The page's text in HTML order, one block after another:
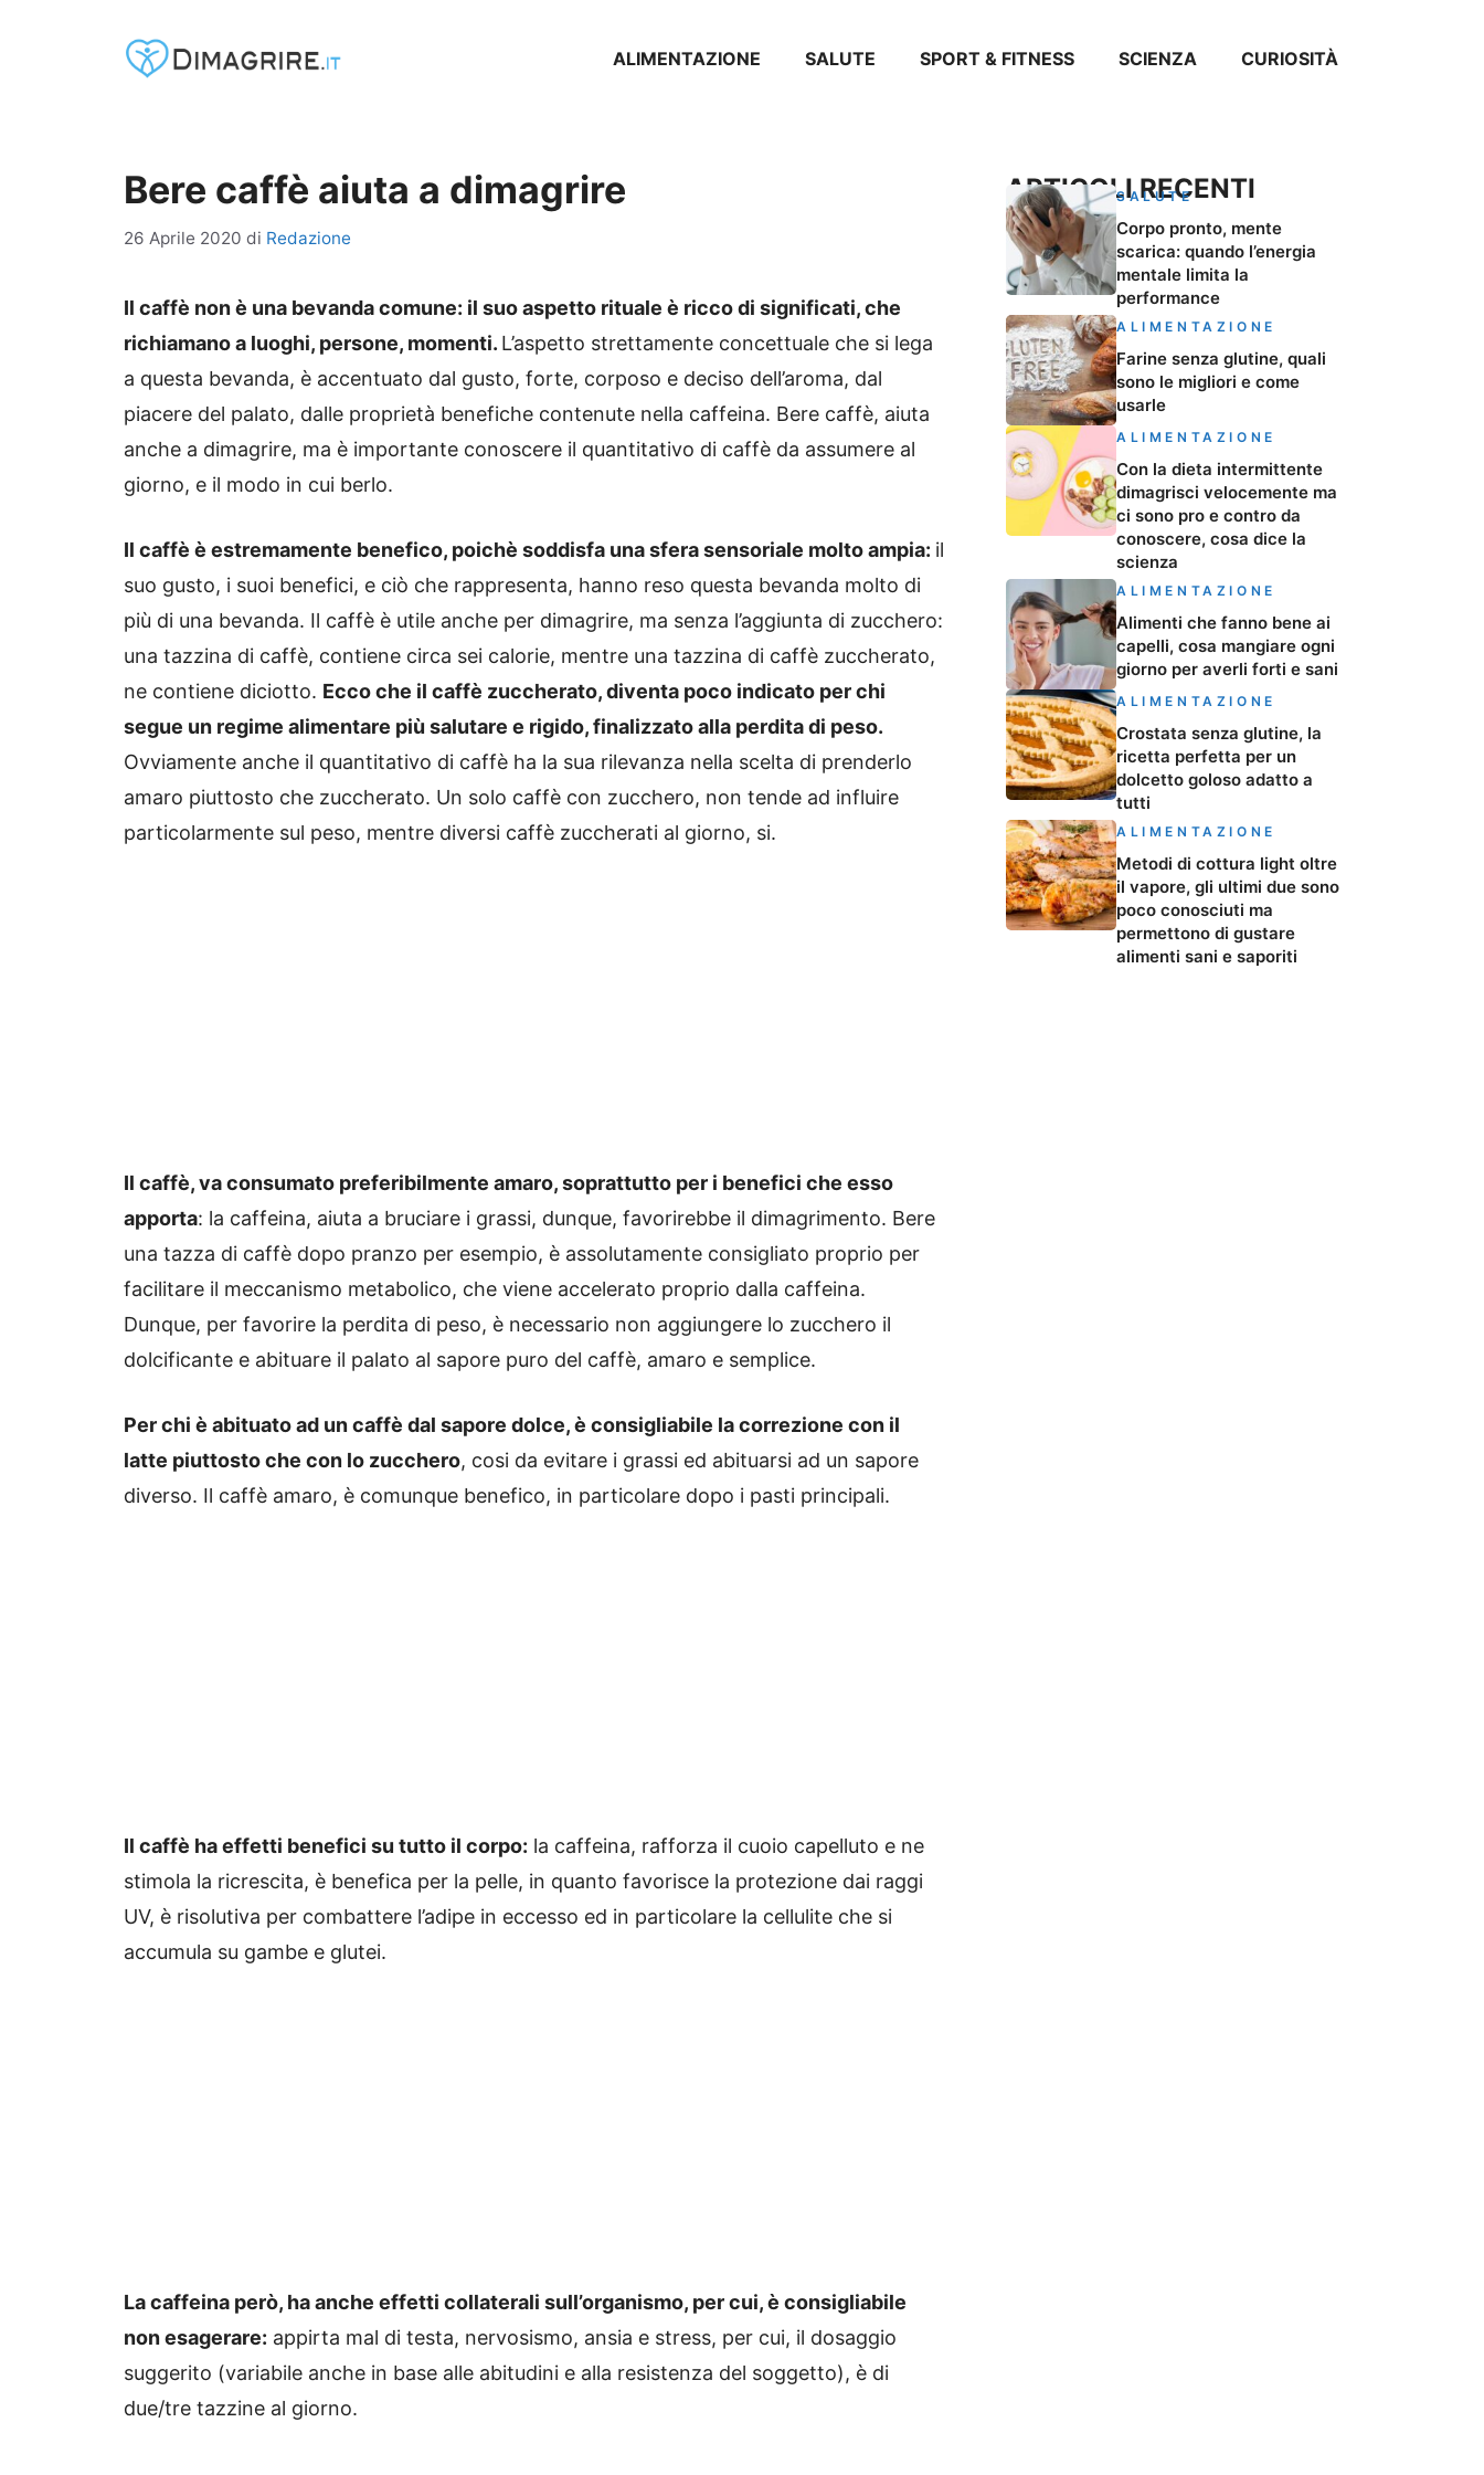
ALIMENTAZIONE SALUTE SPORT & FITNESS SCIENZA CURIOSITÀ
Bere caffè aiuta a dimagrire
26 Aprile 2020 di Redazione
Il caffè non è una bevanda comune: il suo aspetto rituale è ricco di significati, che
richiamano a luoghi, persone, momenti. L’aspetto strettamente concettuale che si lega
a questa bevanda, è accentuato dal gusto, forte, corposo e deciso dell’aroma, dal
piacere del palato, dalle proprietà benefiche contenute nella caffeina. Bere caffè, aiuta
anche a dimagrire, ma è importante conoscere il quantitativo di caffè da assumere al
giorno, e il modo in cui berlo.
Il caffè è estremamente benefico, poichè soddisfa una sfera sensoriale molto ampia: il
suo gusto, i suoi benefici, e ciò che rappresenta, hanno reso questa bevanda molto di
più di una bevanda. Il caffè è utile anche per dimagrire, ma senza l’aggiunta di zucchero:
una tazzina di caffè, contiene circa sei calorie, mentre una tazzina di caffè zuccherato,
ne contiene diciotto. Ecco che il caffè zuccherato, diventa poco indicato per chi
segue un regime alimentare più salutare e rigido, finalizzato alla perdita di peso.
Ovviamente anche il quantitativo di caffè ha la sua rilevanza nella scelta di prenderlo
amaro piuttosto che zuccherato. Un solo caffè con zucchero, non tende ad influire
particolarmente sul peso, mentre diversi caffè zuccherati al giorno, si.
Il caffè, va consumato preferibilmente amaro, soprattutto per i benefici che esso
apporta: la caffeina, aiuta a bruciare i grassi, dunque, favorirebbe il dimagrimento. Bere
una tazza di caffè dopo pranzo per esempio, è assolutamente consigliato proprio per
facilitare il meccanismo metabolico, che viene accelerato proprio dalla caffeina.
Dunque, per favorire la perdita di peso, è necessario non aggiungere lo zucchero il
dolcificante e abituare il palato al sapore puro del caffè, amaro e semplice.
Per chi è abituato ad un caffè dal sapore dolce, è consigliabile la correzione con il
latte piuttosto che con lo zucchero, cosi da evitare i grassi ed abituarsi ad un sapore
diverso. Il caffè amaro, è comunque benefico, in particolare dopo i pasti principali.
Il caffè ha effetti benefici su tutto il corpo: la caffeina, rafforza il cuoio capelluto e ne
stimola la ricrescita, è benefica per la pelle, in quanto favorisce la protezione dai raggi
UV, è risolutiva per combattere l’adipe in eccesso ed in particolare la cellulite che si
accumula su gambe e glutei.
La caffeina però, ha anche effetti collaterali sull’organismo, per cui, è consigliabile
non esagerare: appirta mal di testa, nervosismo, ansia e stress, per cui, il dosaggio
suggerito (variabile anche in base alle abitudini e alla resistenza del soggetto), è di
due/tre tazzine al giorno.
ARTICOLI RECENTI
SALUTE
Corpo pronto, mente
scarica: quando l’energia
mentale limita la
performance
ALIMENTAZIONE
Farine senza glutine, quali
sono le migliori e come
usarle
ALIMENTAZIONE
Con la dieta intermittente
dimagrisci velocemente ma
ci sono pro e contro da
conoscere, cosa dice la
scienza
ALIMENTAZIONE
Alimenti che fanno bene ai
capelli, cosa mangiare ogni
giorno per averli forti e sani
ALIMENTAZIONE
Crostata senza glutine, la
ricetta perfetta per un
dolcetto goloso adatto a
tutti
ALIMENTAZIONE
Metodi di cottura light oltre
il vapore, gli ultimi due sono
poco conosciuti ma
permettono di gustare
alimenti sani e saporiti